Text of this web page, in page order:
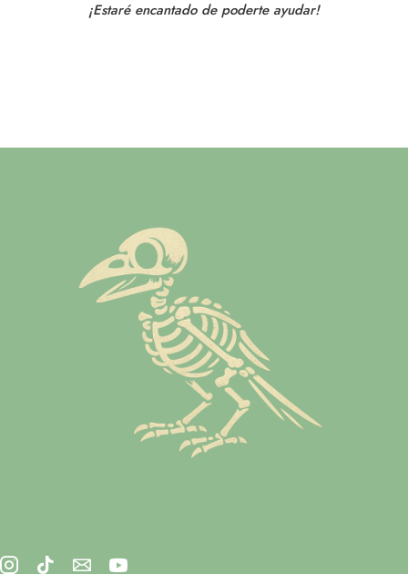
¡Estaré encantado de poderte ayudar!